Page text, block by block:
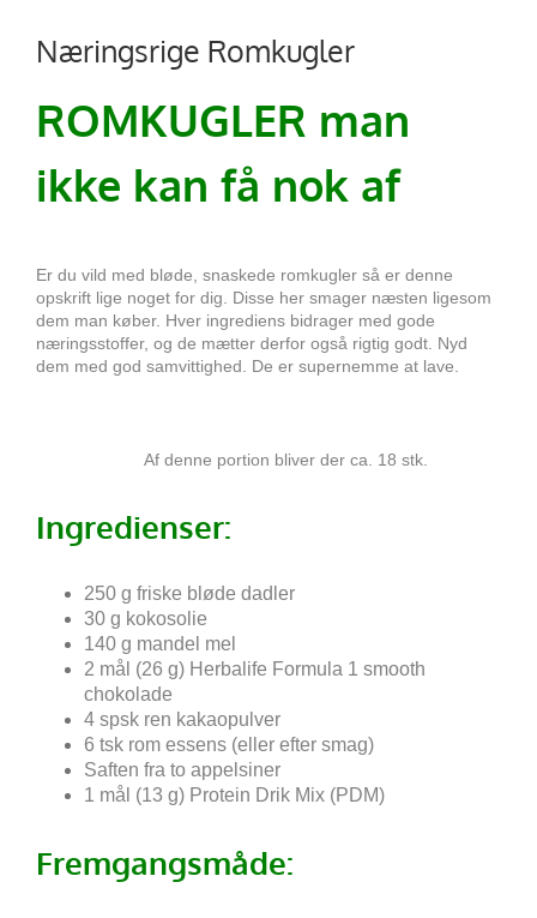
Næringsrige Romkugler
ROMKUGLER man
ikke kan få nok af
Er du vild med bløde, snaskede romkugler så er denne
opskrift lige noget for dig. Disse her smager næsten ligesom
dem man køber. Hver ingrediens bidrager med gode
næringsstoffer, og de mætter derfor også rigtig godt. Nyd
dem med god samvittighed. De er supernemme at lave.
Af denne portion bliver der ca. 18 stk.
Ingredienser:
250 g friske bløde dadler
30 g kokosolie
140 g mandel mel
2 mål (26 g) Herbalife Formula 1 smooth
chokolade
4 spsk ren kakaopulver
6 tsk rom essens (eller efter smag)
Saften fra to appelsiner
1 mål (13 g) Protein Drik Mix (PDM)
Fremgangsmåde: